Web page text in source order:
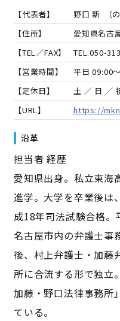
【代表者】 野口 新 （
【住所】
愛知県名古
【TEL／FAX】
TEL.050-
【営業時間】
平日 09:00
【定休日】
土 ／ 日 ／
【URL】
https://
沿革
担当者 経歴
愛知県出身。私立東海
進学。大学を卒業後は
成18年司法試験合格。
名古屋市内の弁護士事
後、村上弁護士・加藤
所に合流する形で独立
加藤・野口法律事務所
ている。